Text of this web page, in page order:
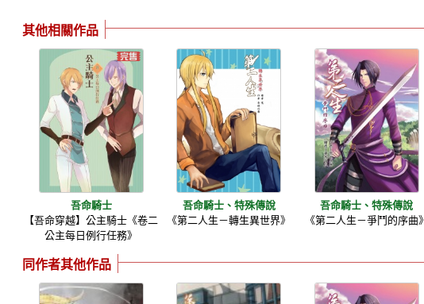
其他相關作品
吾命騎士
【吾命穿越】公主騎士《卷二
公主每日例行任務》
吾命騎士、特殊傳說
《第二人生－轉生異世界》
吾命騎士、特殊傳說
《第二人生－爭鬥的序曲》
同作者其他作品